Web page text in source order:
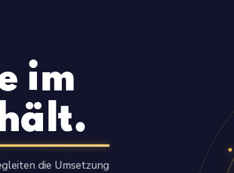
im
die Umsetzung